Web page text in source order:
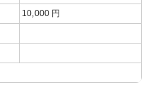
10,000 円